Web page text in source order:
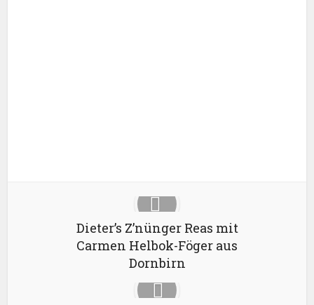
Dieter’s Z’nünger Reas mit
Carmen Helbok-Föger aus
Dornbirn